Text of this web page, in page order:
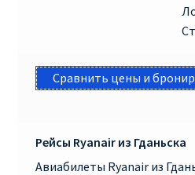
Сравнить цены и
Рейсы Ryanair из Гданьска
Авиабилеты Ryanair из